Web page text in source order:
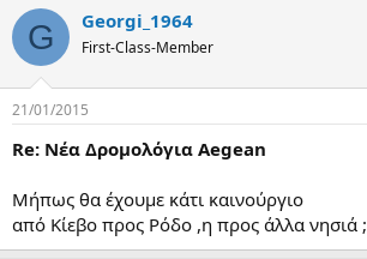
G Georgi_1964
First-Class-Member
21/01/2015
Re: Νέα Δρομολόγια Aegean
Μήπως θα έχουμε κάτι καινούργιο
από Κίεβο προς Ρόδο ,η προς άλλα νησιά ;